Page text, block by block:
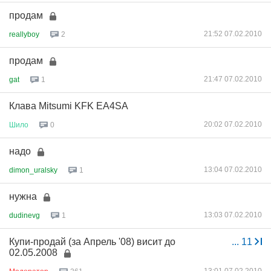
продам
reallyboy 2 21:52 07.02.2010
продам
gat 1 21:47 07.02.2010
Клава Mitsumi KFK EA4SA
Шило 0 20:02 07.02.2010
надо
dimon_uralsky 1 13:04 07.02.2010
нужна
dudinevg 1 13:03 07.02.2010
... 11
Купи-продай (за Апрель '08) висит до
02.05.2008